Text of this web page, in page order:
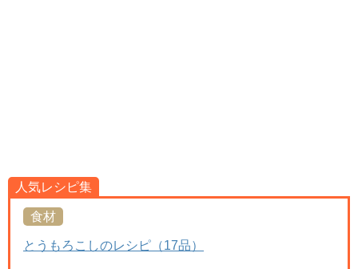
人気レシピ集
食材
とうもろこしのレシピ（17品）